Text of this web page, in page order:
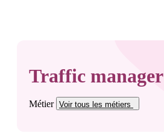
Traffic manager
Métier Voir tous les métiers